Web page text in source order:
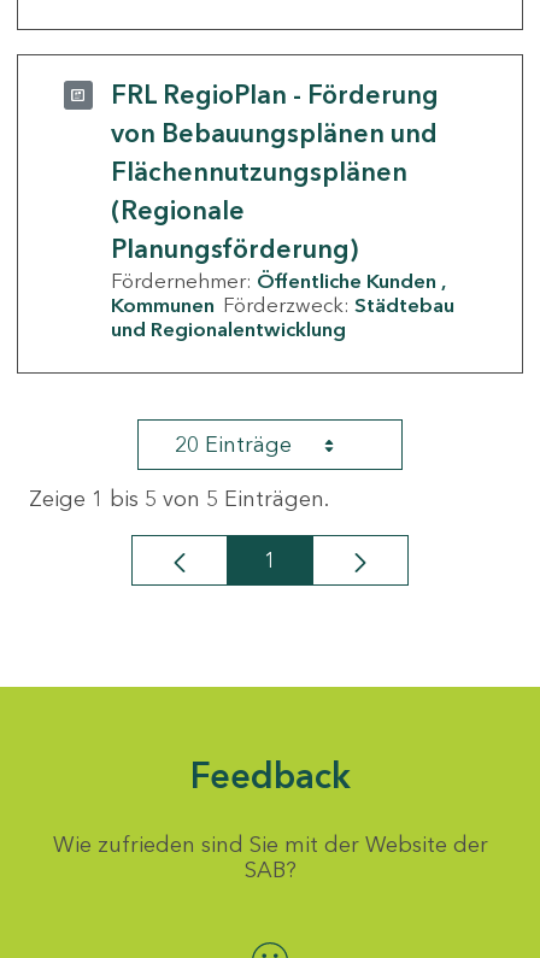
FRL RegioPlan - Förderung
von Bebauungsplänen und
Flächennutzungsplänen
(Regionale
Planungsförderung)
Fördernehmer: Öffentliche Kunden
Kommunen Förderzweck: Städtebau
und Regionalentwicklung
20 Einträge
Zeige 1 bis 5 von 5 Einträgen.
Seite
1
Feedback
Wie zufrieden sind Sie mit der Website der
SAB?
Bewertung auswählen